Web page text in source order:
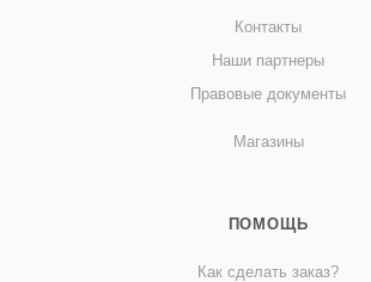
Контакты
Наши партнеры
Правовые документы
Магазины
ПОМОЩЬ
Как сделать заказ?